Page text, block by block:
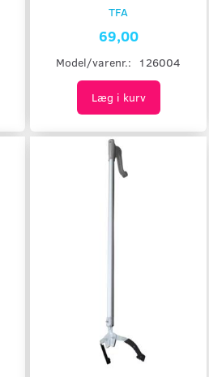
TFA
69,00
Model/varenr.: 126004
Læg i kurv